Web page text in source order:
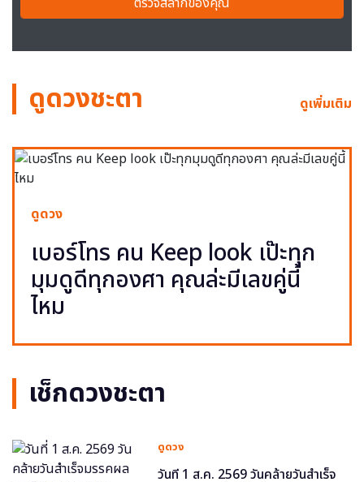
ดูดวงชะตา ดูเพิ่มเติม
ดูดวง
เบอร์โทร คน Keep look เป๊ะทุก
มุมดูดีทุกองศา คุณล่ะมีเลขคู่นี้
ไหม
เช็กดวงชะตา
ดูดวง
วันที่ 1 ส.ค. 2569 วันคล้ายวันสำเร็จ